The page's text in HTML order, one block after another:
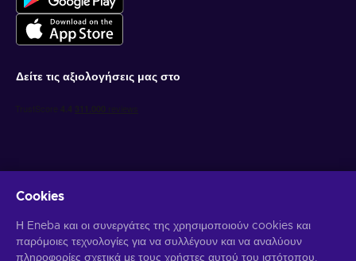
Δείτε τις αξιολογήσεις μας στο
Λάβετε προσωποποιημένες προσφορές για παιχνίδια
Γραφτείτε συνδρομητής
Cookies
Η Eneba και οι συνεργάτες της χρησιμοποιούν cookies και
παρόμοιες τεχνολογίες για να συλλέγουν και να αναλύουν
πληροφορίες σχετικά με τους χρήστες αυτού του ιστότοπου.